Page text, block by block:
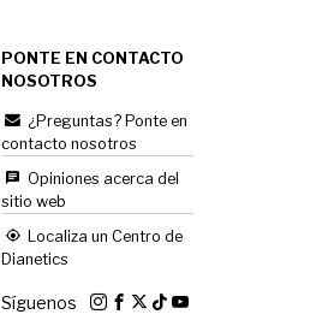
PONTE EN CONTACTO
NOSOTROS
¿Preguntas? Ponte en
contacto nosotros
Opiniones acerca del
sitio web
Localiza un Centro de
Dianetics
Síguenos